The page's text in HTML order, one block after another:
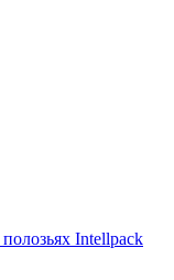
Intellpack